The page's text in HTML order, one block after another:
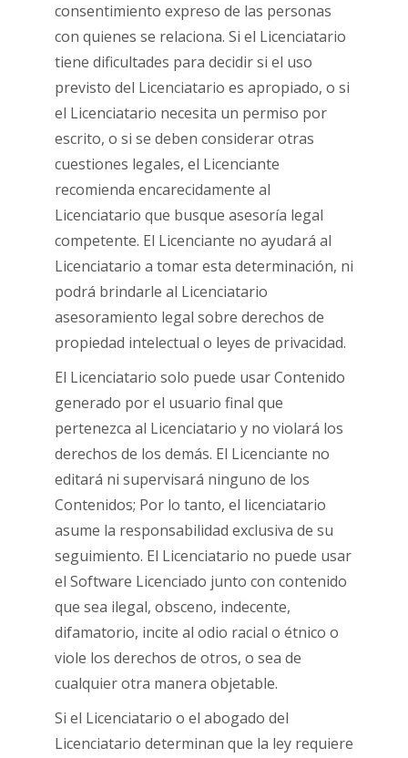
consentimiento expreso de las personas
con quienes se relaciona. Si el Licenciatario
tiene dificultades para decidir si el uso
previsto del Licenciatario es apropiado, o si
el Licenciatario necesita un permiso por
escrito, o si se deben considerar otras
cuestiones legales, el Licenciante
recomienda encarecidamente al
Licenciatario que busque asesoría legal
competente. El Licenciante no ayudará al
Licenciatario a tomar esta determinación, ni
podrá brindarle al Licenciatario
asesoramiento legal sobre derechos de
propiedad intelectual o leyes de privacidad.
El Licenciatario solo puede usar Contenido
generado por el usuario final que
pertenezca al Licenciatario y no violará los
derechos de los demás. El Licenciante no
editará ni supervisará ninguno de los
Contenidos; Por lo tanto, el licenciatario
asume la responsabilidad exclusiva de su
seguimiento. El Licenciatario no puede usar
el Software Licenciado junto con contenido
que sea ilegal, obsceno, indecente,
difamatorio, incite al odio racial o étnico o
viole los derechos de otros, o sea de
cualquier otra manera objetable.
Si el Licenciatario o el abogado del
Licenciatario determinan que la ley requiere